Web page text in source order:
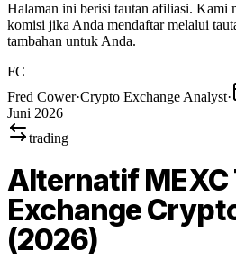
Halaman ini berisi tautan afiliasi. Kami
komisi jika Anda mendaftar melalui
tambahan untuk Anda.
FC
Fred Cower·Crypto Exchange Analyst·
Juni 2026
trading
Alternatif MEXC
Exchange
(2026)